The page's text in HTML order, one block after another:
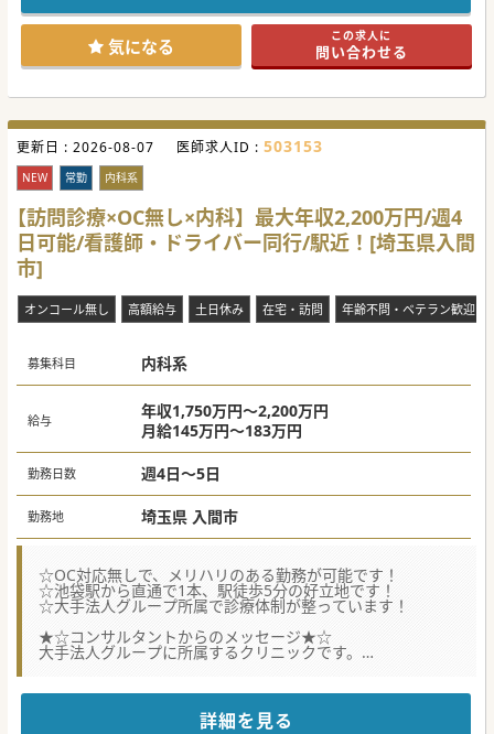
#秋入職可
気になる この求人に
問い合わせる
更新日 : 2026-08-07 医師求人ID : 503153
NEW 常勤 内科系
【訪問診療×OC無し×内科】最大年収2,200万円/週4
日可能/看護師・ドライバー同行/駅近！[埼玉県入間
市]
オンコール無し 高額給与 土日休み 在宅・訪問 年齢不問・ベテラン歓迎
募集科目 内科系
給与
年収1,750万円～2,200万円
月給145万円～183万円
勤務日数 週4日～5日
勤務地 埼玉県 入間市
☆OC対応無しで、メリハリのある勤務が可能です！
☆池袋駅から直通で1本、駅徒歩5分の好立地です！
☆大手法人グループ所属で診療体制が整っています！
★☆コンサルタントからのメッセージ★☆
大手法人グループに所属するクリニックです。
常勤医師のOC対応はありませんので、オンオフの切替えが
訪問診療の合間に、外来を対応してくださる先生を募集して
地域の患者様を広く診察、地域密着医療にご協力いただける
詳細を見る